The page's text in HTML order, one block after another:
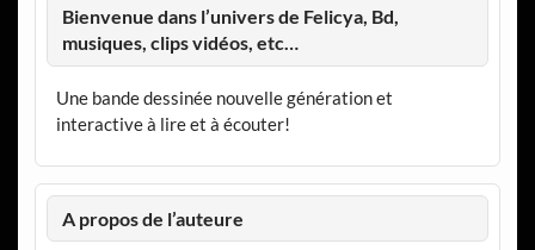
Bienvenue dans l’univers de Felicya, Bd,
musiques, clips vidéos, etc…
Une bande dessinée nouvelle génération et
interactive à lire et à écouter!
A propos de l’auteure